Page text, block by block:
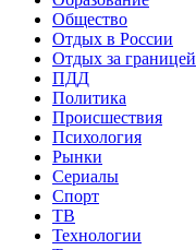
Общество
Отдых в России
Отдых за границей
ПДД
Политика
Происшествия
Психология
Рынки
Сериалы
Спорт
ТВ
Технологии